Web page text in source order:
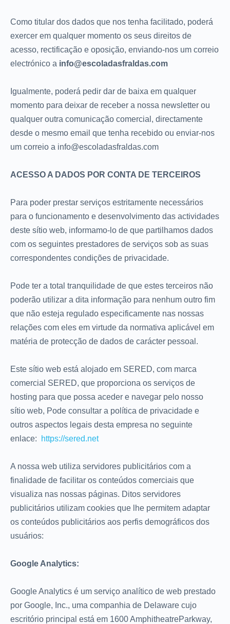
Como titular dos dados que nos tenha facilitado, poderá
exercer em qualquer momento os seus direitos de
acesso, rectificação e oposição, enviando-nos um correio
electrónico a info@escoladasfraldas.com
Igualmente, poderá pedir dar de baixa em qualquer
momento para deixar de receber a nossa newsletter ou
qualquer outra comunicação comercial, directamente
desde o mesmo email que tenha recebido ou enviar-nos
um correio a info@escoladasfraldas.com
ACESSO A DADOS POR CONTA DE TERCEIROS
Para poder prestar serviços estritamente necessários
para o funcionamento e desenvolvimento das actividades
deste sítio web, informamo-lo de que partilhamos dados
com os seguintes prestadores de serviços sob as suas
correspondentes condições de privacidade.
Pode ter a total tranquilidade de que estes terceiros não
poderão utilizar a dita informação para nenhum outro fim
que não esteja regulado especificamente nas nossas
relações com eles em virtude da normativa aplicável em
matéria de protecção de dados de carácter pessoal.
Este sítio web está alojado em SERED, com marca
comercial SERED, que proporciona os serviços de
hosting para que possa aceder e navegar pelo nosso
sítio web, Pode consultar a política de privacidade e
outros aspectos legais desta empresa no seguinte
enlace:
https://sered.net
A nossa web utiliza servidores publicitários com a
finalidade de facilitar os conteúdos comerciais que
visualiza nas nossas páginas. Ditos servidores
publicitários utilizam cookies que lhe permitem adaptar
os conteúdos publicitários aos perfis demográficos dos
usuários:
Google Analytics:
Google Analytics é um serviço analítico de web prestado
por Google, Inc., uma companhia de Delaware cujo
escritório principal está em 1600 AmphitheatreParkway,